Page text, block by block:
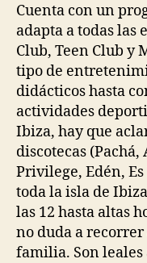
Cuenta con un
adapta a todas las
Club, Teen Club y
tipo de
didácticos hasta
actividades
Ibiza, hay que
discotecas
Privilege, Edén,
toda la isla de
las 12 hasta altas
no duda a
familia. Son